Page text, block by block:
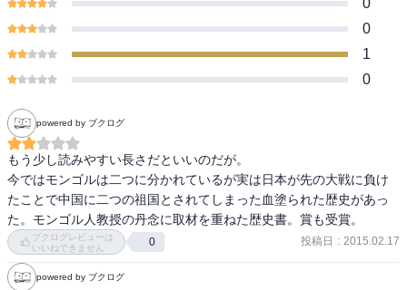
そうした「日本刀」と「騎兵」が、織りなすチベットとモンゴルの
できれば、著者として望外の喜びである。
0
0
1
0
powered by ブクログ
もう少し読みやすい長さだといいのだが。
今ではモンゴルは二つに分かれているが実は日本が先の大戦に負け
たことで中国に二つの祖国とされてしまった血塗られた歴史があっ
た。モンゴル人教授の丹念に取材を重ねた歴史書。賞も受賞。
ブクログレビューは
いいねできません
0 投稿日 : 2015.02.17
powered by ブクログ